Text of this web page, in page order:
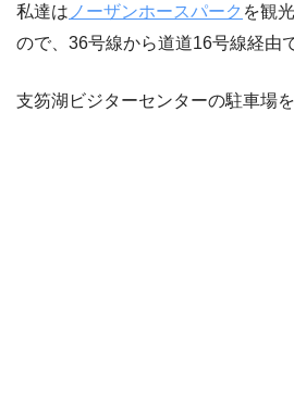
私達は ノーザンホースパーク を観
ので、36号線から道道16号線経由
支笏湖ビジターセンターの駐車場